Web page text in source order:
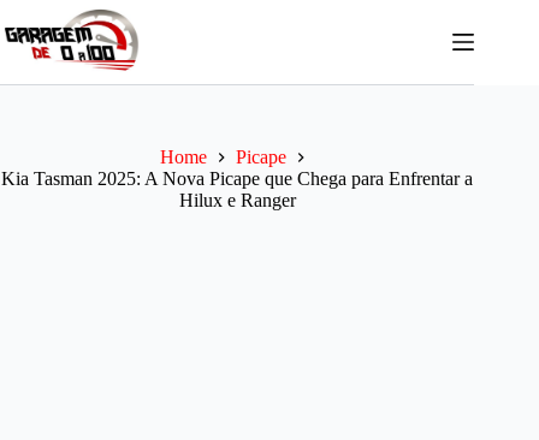
para
Home
Picape
Kia Tasman 2025: A Nova Picape que Chega para Enfrentar a
Hilux e Ranger